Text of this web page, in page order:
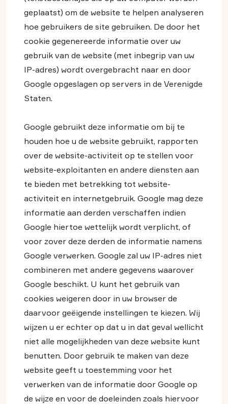
geplaatst) om de website te helpen analyseren
hoe gebruikers de site gebruiken. De door het
cookie gegenereerde informatie over uw
gebruik van de website (met inbegrip van uw
IP-adres) wordt overgebracht naar en door
Google opgeslagen op servers in de Verenigde
Staten.
Google gebruikt deze informatie om bij te
houden hoe u de website gebruikt, rapporten
over de website-activiteit op te stellen voor
website-exploitanten en andere diensten aan
te bieden met betrekking tot website-
activiteit en internetgebruik. Google mag deze
informatie aan derden verschaffen indien
Google hiertoe wettelijk wordt verplicht, of
voor zover deze derden de informatie namens
Google verwerken. Google zal uw IP-adres niet
combineren met andere gegevens waarover
Google beschikt. U kunt het gebruik van
cookies weigeren door in uw browser de
daarvoor geëigende instellingen te kiezen. Wij
wijzen u er echter op dat u in dat geval wellicht
niet alle mogelijkheden van deze website kunt
benutten. Door gebruik te maken van deze
website geeft u toestemming voor het
verwerken van de informatie door Google op
de wijze en voor de doeleinden zoals hiervoor